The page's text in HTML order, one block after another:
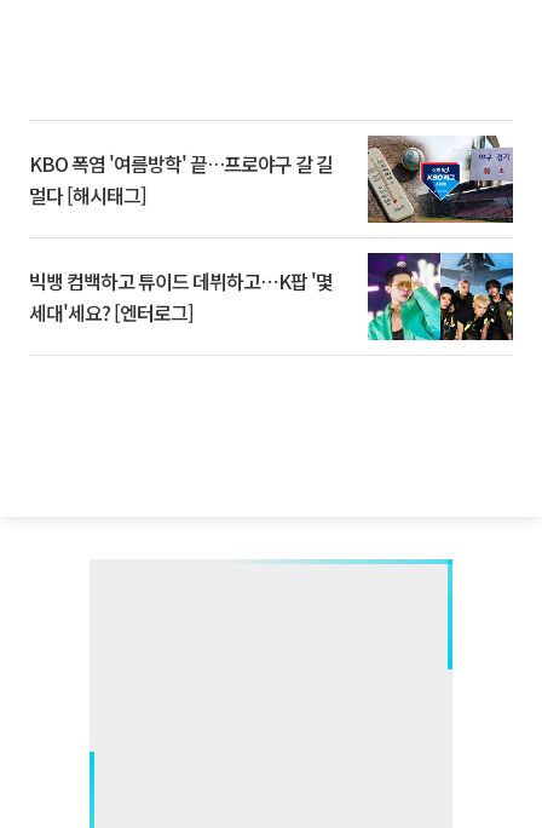
KBO 폭염 '여름방학' 끝…프로야구 갈 길
멀다 [해시태그]
빅뱅 컴백하고 튜이드 데뷔하고⋯K팝 '몇
세대'세요? [엔터로그]